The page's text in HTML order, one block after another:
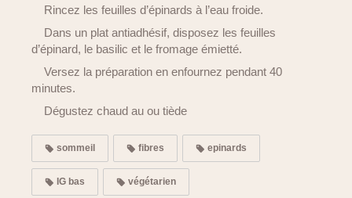
Rincez les feuilles d’épinards à l’eau froide.
Dans un plat antiadhésif, disposez les feuilles
d’épinard, le basilic et le fromage émietté.
Versez la préparation en enfournez pendant 40
minutes.
Dégustez chaud au ou tiède
sommeil fibres epinards
IG bas végétarien